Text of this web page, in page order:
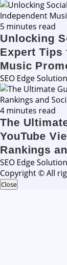
5 minutes read
Unlocking
Expert Tips
Music
SEO Edge
4 minutes read
The
YouTube
Rankings
SEO Edge
Copyright © All
Close